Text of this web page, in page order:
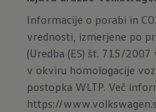
Informacije o porabi in
vrednosti, izmerjene po
(Uredba (ES) št. 715/
v okviru homologacije
postopka WLTP. Več
https://